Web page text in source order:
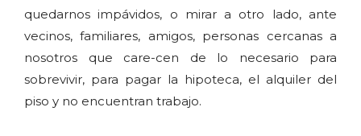
quedarnos impávidos, o mirar a otro lado, ante
vecinos, familiares, amigos, personas cercanas a
nosotros que care-cen de lo necesario para
sobrevivir, para pagar la hipoteca, el alquiler del
piso y no encuentran trabajo.